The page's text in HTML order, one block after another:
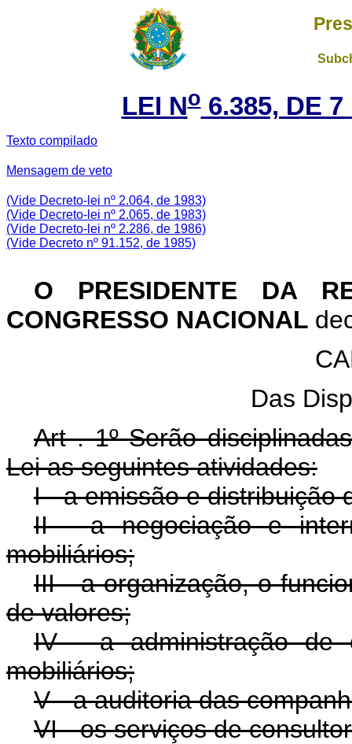
LEI No6.385, DE 7
Texto compilado
Mensagem de veto
(Vide Decreto-lei nº 2.064, de 1983)
(Vide Decreto-lei nº 2.065, de 1983)
(Vide Decreto-lei nº 2.286, de 1986)
(Vide Decreto nº 91.152, de 1985)
O PRESIDENTE DA
CONGRESSO NACIONAL
Das
Art . 1º Serão
Lei as seguintes atividades:
I - a emissão e distribuição
II - a negociação e
mobiliários;
III - a organização, o
de valores;
IV - a administração de
mobiliários;
V - a auditoria das
VI - os serviços de